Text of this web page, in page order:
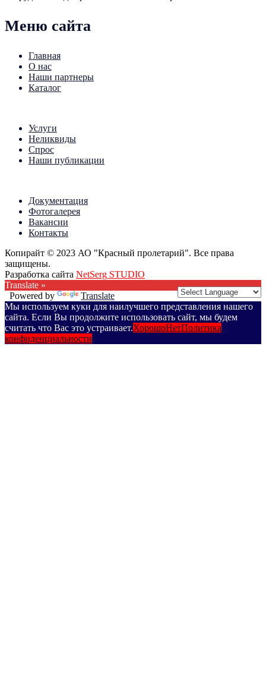
Меню сайта
Главная
О нас
Наши партнеры
Каталог
Услуги
Неликвиды
Спрос
Наши публикации
Документация
Фотогалерея
Вакансии
Контакты
Копирайт © 2023 АО "Красный пролетарий". Все права
защищены.
Разработка сайта NetSerg STUDIO
Translate »
Powered by
Translate
Мы используем куки для наилучшего представления нашего
сайта. Если Вы продолжите использовать сайт, мы будем
считать что Вас это устраивает.ХорошоНетПолитика
конфиденциальности